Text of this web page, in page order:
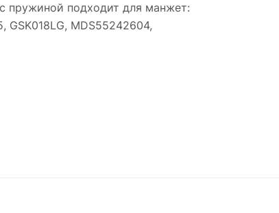
пружиной подходит для манжет:
GSK018LG, MDS55242604,